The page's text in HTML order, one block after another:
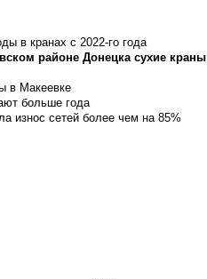
в кранах с 2022-го года
районе Донецка сухие краны
в Макеевке
больше года
износ сетей более чем на 85%